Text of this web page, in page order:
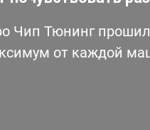
Чип Тюнинг
от каждой